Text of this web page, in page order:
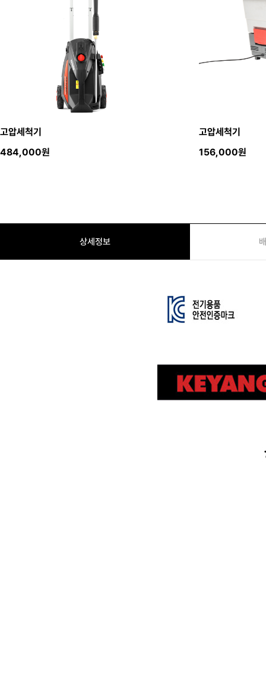
고압세척기
484,000원
고압세척기
156,000원
상세정보